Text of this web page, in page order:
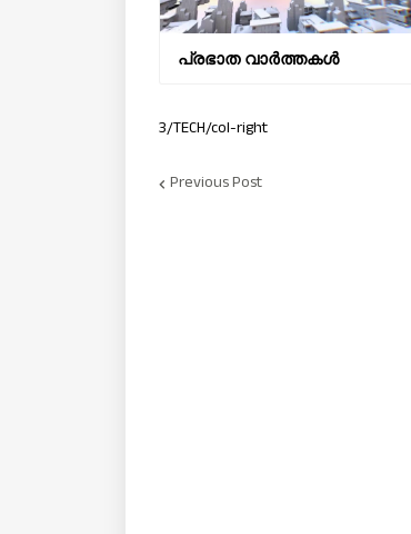
പ്രഭാത വാർത്തകൾ
3/TECH/col-right
Previous Post